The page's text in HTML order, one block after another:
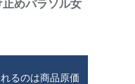
めパラソル女
るのは商品原価